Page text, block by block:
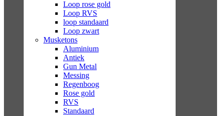
Loop rose gold
Loop RVS
loop standaard
Loop zwart
Musketons
Aluminium
Antiek
Gun Metal
Messing
Regenboog
Rose gold
RVS
Standaard